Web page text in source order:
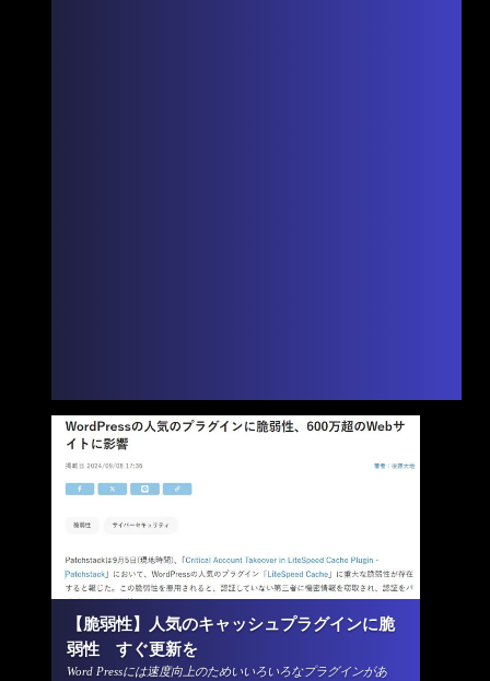
【脆弱性】人気のキャッシュプラグインに脆
弱性 すぐ更新を
Word Pressには速度向上のためいいろいろなプラグインがあ